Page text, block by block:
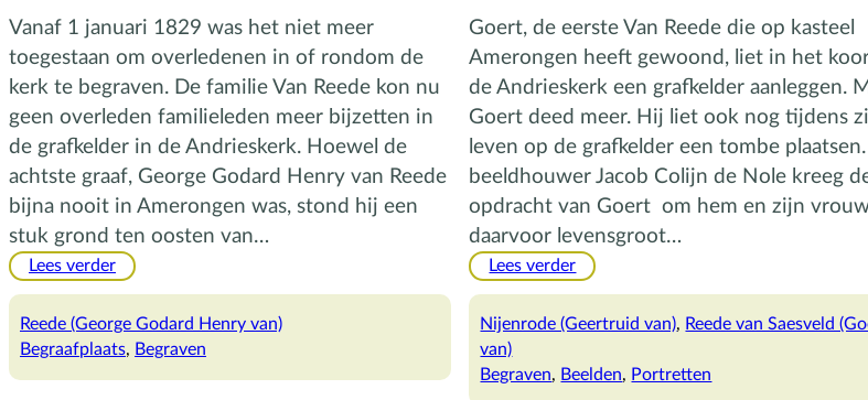
Vanaf 1 januari 1829 was het niet meer
toegestaan om overledenen in of rondom de
kerk te begraven. De familie Van Reede kon nu
geen overleden familieleden meer bijzetten in
de grafkelder in de Andrieskerk. Hoewel de
achtste graaf, George Godard Henry van Reede
bijna nooit in Amerongen was, stond hij een
stuk grond ten oosten van…
Lees verder:
Algemene
Begraafplaats
Reede (George Godard Henry van)
Begraafplaats, Begraven
Goert, de eerste Van Reede die op kasteel
Amerongen heeft gewoond, liet in het
de Andrieskerk een grafkelder aanleggen.
Goert deed meer. Hij liet ook nog tijdens
leven op de grafkelder een tombe
beeldhouwer Jacob Colijn de Nole kreeg
opdracht van Goert om hem en zijn
daarvoor levensgroot…
Lees verder:
grafmonument
Goert
Nijenrode (Geertruid van), Reede van Saesveld
van)
Begraven, Beelden, Portretten